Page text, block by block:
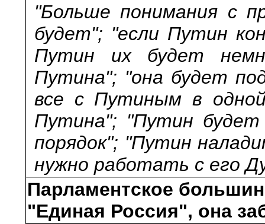
"Больше понимания с
будет"; "если Путин
Путин их будет
Путина"; "она будет
все с Путиным в
Путина"; "Путин будет
порядок"; "Путин
нужно работать с его
Парламентское
"Единая Россия", она